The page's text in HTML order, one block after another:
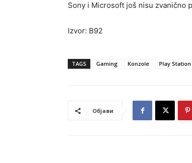
Sony i Microsoft još nisu zvanično
Izvor: B92
TAGS Gaming Konzole Play Station
Објави